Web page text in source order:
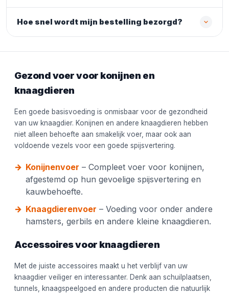
Hoe snel wordt mijn bestelling bezorgd?
Gezond voer voor konijnen en
knaagdieren
Een goede basisvoeding is onmisbaar voor de gezondheid
van uw knaagdier. Konijnen en andere knaagdieren hebben
niet alleen behoefte aan smakelijk voer, maar ook aan
voldoende vezels voor een goede spijsvertering.
Konijnenvoer – Compleet voer voor konijnen,
afgestemd op hun gevoelige spijsvertering en
kauwbehoefte.
Knaagdierenvoer – Voeding voor onder andere
hamsters, gerbils en andere kleine knaagdieren.
Accessoires voor knaagdieren
Met de juiste accessoires maakt u het verblijf van uw
knaagdier veiliger en interessanter. Denk aan schuilplaatsen,
tunnels, knaagspeelgoed en andere producten die natuurlijk